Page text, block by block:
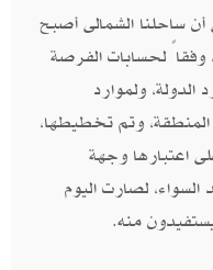
ساحلنا الشمالى أصبح
وفقاً لحسابات الفرصة
الدولة، ولموارد
وتم تخطيطها،
اعتبارها وجهة
لصارت اليوم
منه.